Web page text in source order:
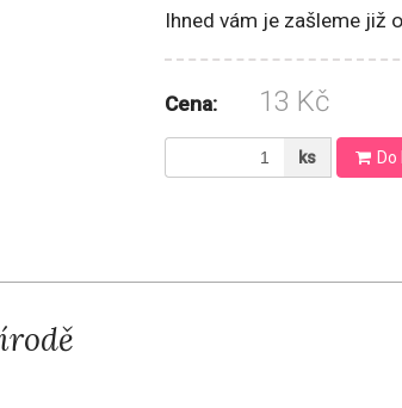
Ihned vám je zašleme již
Cena: 13 Kč
ks